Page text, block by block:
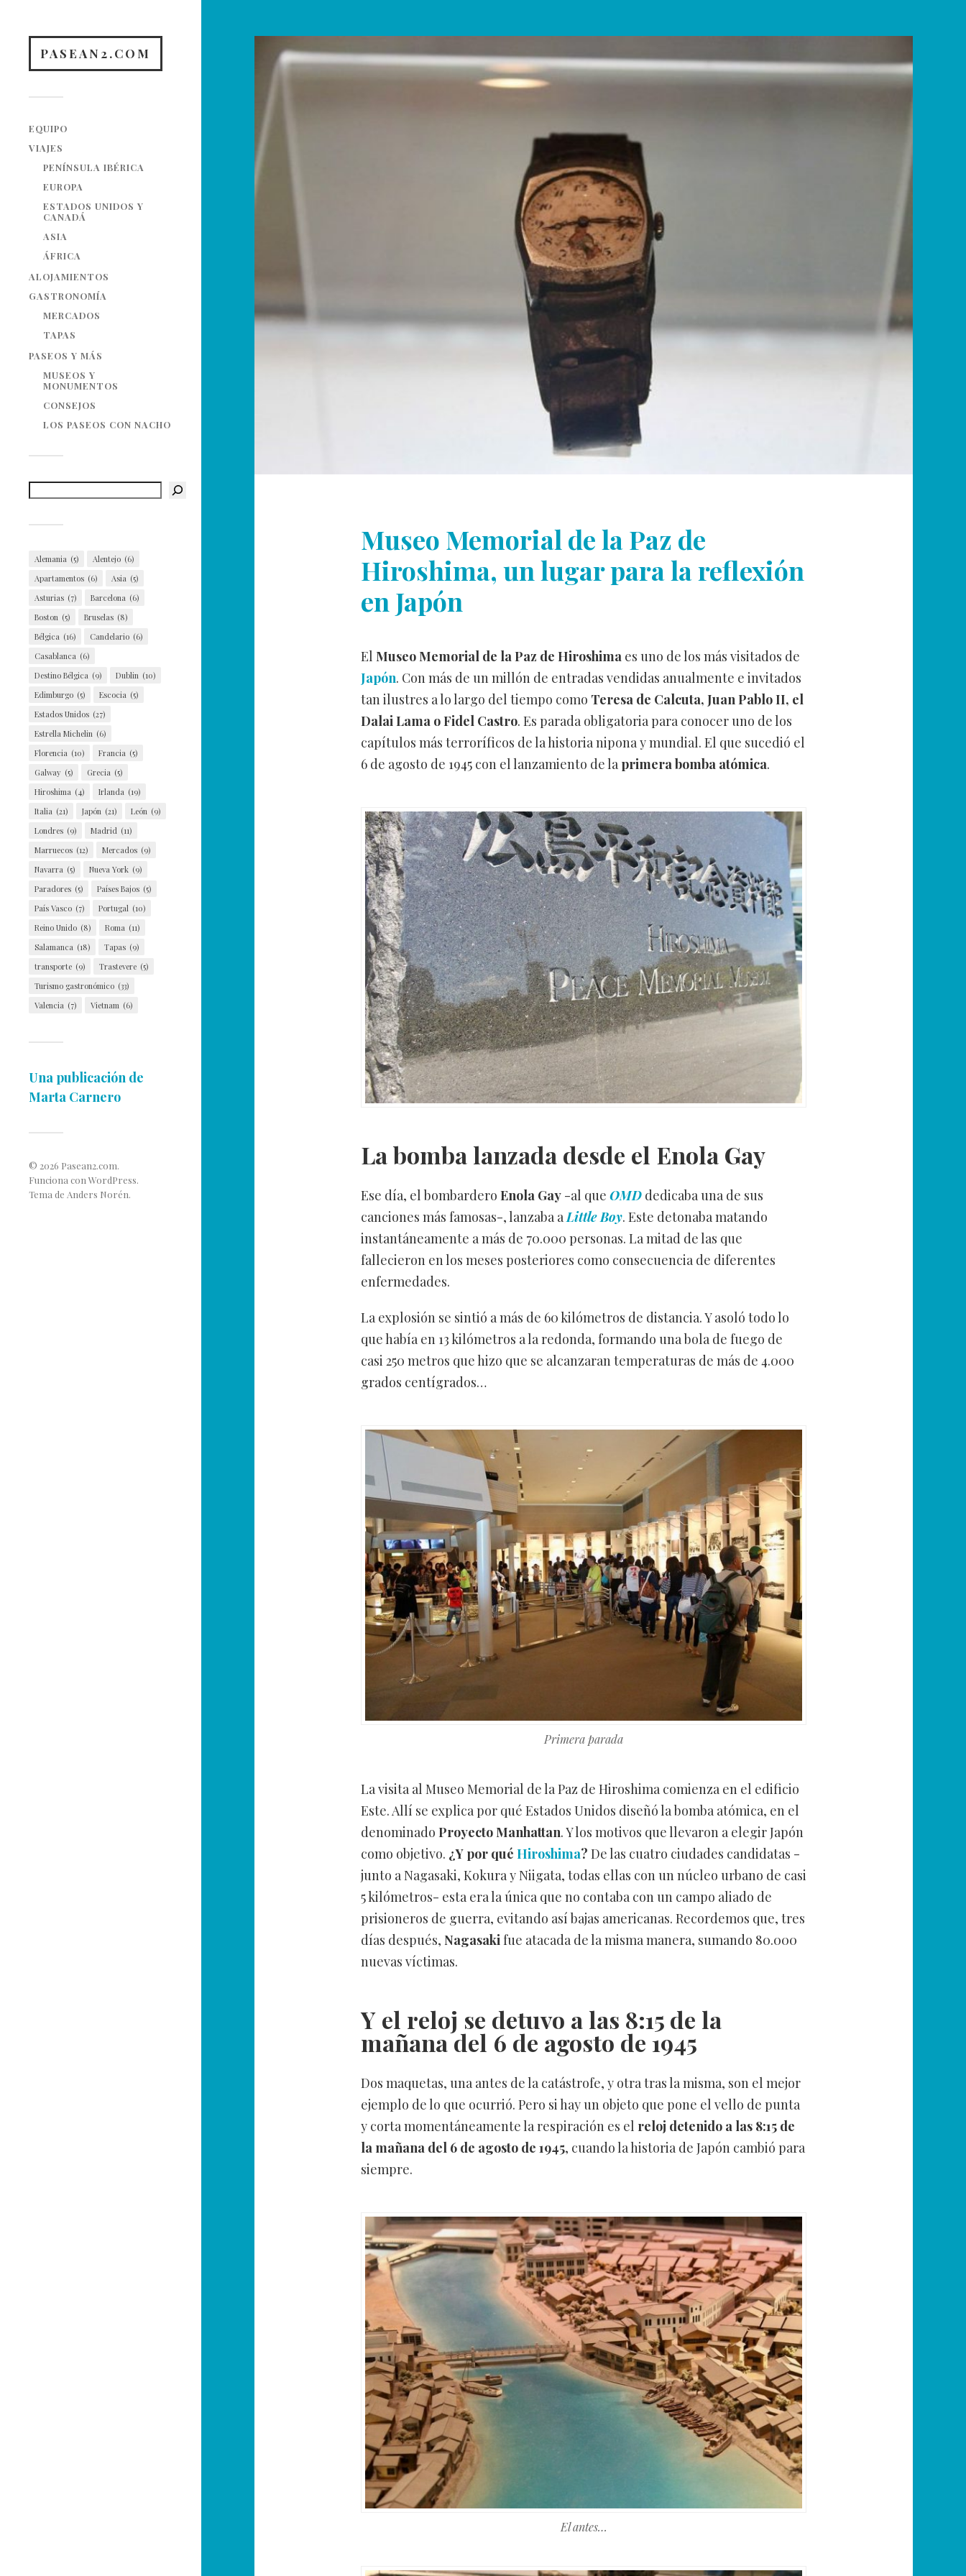
PASEAN2.COM
EQUIPO
VIAJES
PENÍNSULA IBÉRICA
EUROPA
ESTADOS UNIDOS Y
CANADÁ
ASIA
ÁFRICA
ALOJAMIENTOS
GASTRONOMÍA
MERCADOS
TAPAS
PASEOS Y MÁS
MUSEOS Y
MONUMENTOS
CONSEJOS
LOS PASEOS CON NACHO
Alemania (5) Alentejo (6)
Apartamentos (6) Asia (5)
Asturias (7) Barcelona (6)
Boston (5) Bruselas (8)
Bélgica (16) Candelario (6)
Casablanca (6)
Destino Bélgica (9) Dublin (10)
Edimburgo (5) Escocia (5)
Estados Unidos (27)
Estrella Michelin (6)
Florencia (10) Francia (5)
Galway (5) Grecia (5)
Hiroshima (4) Irlanda (19)
Italia (21) Japón (21) León (9)
Londres (9) Madrid (11)
Marruecos (12) Mercados (9)
Navarra (5) Nueva York (9)
Paradores (5) Países Bajos (5)
País Vasco (7) Portugal (10)
Reino Unido (8) Roma (11)
Salamanca (18) Tapas (9)
transporte (9) Trastevere (5)
Turismo gastronómico (33)
Valencia (7) Vietnam (6)
Una publicación de
Marta Carnero
© 2026 Pasean2.com.
Funciona conWordPress.
Tema de Anders Norén.
Museo Memorial de la Paz de
Hiroshima, un lugar para la reflexión
en Japón
El Museo Memorial de la Paz de Hiroshima es uno de los más visitados de
Japón. Con más de un millón de entradas vendidas anualmente e invitados
tan ilustres a lo largo del tiempo como Teresa de Calcuta, Juan Pablo II, el
Dalai Lama o Fidel Castro. Es parada obligatoria para conocer uno de los
capítulos más terroríficos de la historia nipona y mundial. El que sucedió el
6 de agosto de 1945 con el lanzamiento de la primera bomba atómica.
La bomba lanzada desde el Enola Gay
Ese día, el bombardero Enola Gay -al que OMD dedicaba una de sus
canciones más famosas-, lanzaba a Little Boy. Este detonaba matando
instantáneamente a más de 70.000 personas. La mitad de las que
fallecieron en los meses posteriores como consecuencia de diferentes
enfermedades.
La explosión se sintió a más de 60 kilómetros de distancia. Y asoló todo lo
que había en 13 kilómetros a la redonda, formando una bola de fuego de
casi 250 metros que hizo que se alcanzaran temperaturas de más de 4.000
grados centígrados…
Primera parada
La visita al Museo Memorial de la Paz de Hiroshima comienza en el edificio
Este. Allí se explica por qué Estados Unidos diseñó la bomba atómica, en el
denominado Proyecto Manhattan. Y los motivos que llevaron a elegir Japón
como objetivo. ¿Y por qué Hiroshima? De las cuatro ciudades candidatas -
junto a Nagasaki, Kokura y Niigata, todas ellas con un núcleo urbano de casi
5 kilómetros- esta era la única que no contaba con un campo aliado de
prisioneros de guerra, evitando así bajas americanas. Recordemos que, tres
días después, Nagasakifue atacada de la misma manera, sumando 80.000
nuevas víctimas.
Y el reloj se detuvo a las 8:15 de la
mañana del 6 de agosto de 1945
Dos maquetas, una antes de la catástrofe, y otra tras la misma, son el mejor
ejemplo de lo que ocurrió. Pero si hay un objeto que pone el vello de punta
y corta momentáneamente la respiración es el reloj detenido a las 8:15 de
la mañana del 6 de agosto de 1945, cuando la historia de Japón cambió para
siempre.
El antes…